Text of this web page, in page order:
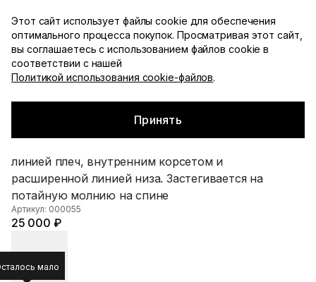
Москве
YDSHKN
Каталог
линией плеч, внутренним корсетом и
расширенной линией низа. Застегивается на
потайную молнию на спине
Артикул: 000055
25 000 ₽
мало
Этот сайт использует файлы cookie для обеспечения
оптимального процесса покупок. Просматривая этот сайт,
вы соглашаетесь с использованием файлов cookie в
соответствии с нашей
Политикой использования cookie-файлов.
Принять